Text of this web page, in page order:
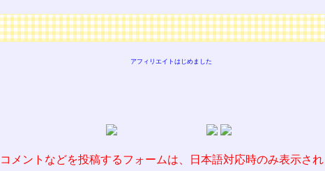
アフィリエイトはじめました
コメントなどを投稿するフォームは、日本語対応時のみ表示さ